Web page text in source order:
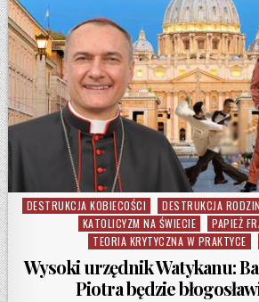
Posted in
DESTRUKCJA KOBIECOŚCI DESTRUKCJA
KATOLICYZM NA ŚWIECIE
PAPIEŻ
TEORIA KRYTYCZNA W PRAKTYCE
Wysoki urzędnik Watykanu:
Piotra będzie